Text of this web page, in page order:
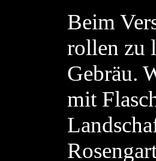
Beim
rollen zu
Gebräu.
mit